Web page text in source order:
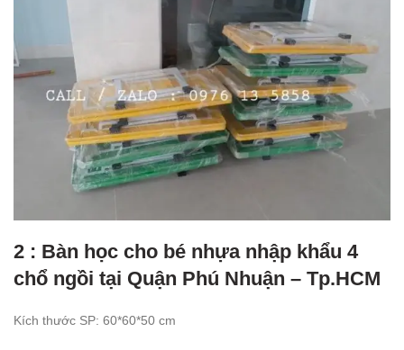
2 : Bàn học cho bé nhựa nhập khẩu 4
chổ ngồi tại Quận Phú Nhuận – Tp.HCM
Kích thước SP: 60*60*50 cm